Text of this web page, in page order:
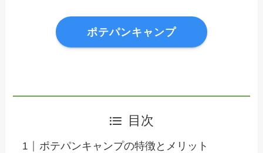
ポテパンキャンプ
目次
ポテパンキャンプの特徴とメリット